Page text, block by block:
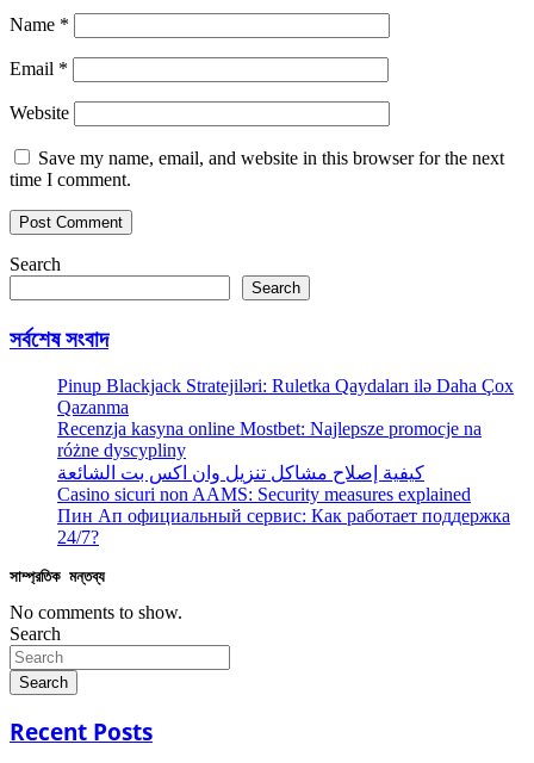
Name *
Email *
Website
Save my name, email, and website in this browser for the next
time I comment.
Search
Search
সর্বশেষ সংবাদ
Pinup Blackjack Stratejiləri: Ruletka Qaydaları ilə Daha Çox
Qazanma
Recenzja kasyna online Mostbet: Najlepsze promocje na
różne dyscypliny
كيفية إصلاح مشاكل تنزيل وان اكس بت الشائعة
Casino sicuri non AAMS: Security measures explained
Пин Ап официальный сервис: Как работает поддержка
24/7?
সাম্প্রতিক মন্তব্য
No comments to show.
Search
Search
Recent Posts